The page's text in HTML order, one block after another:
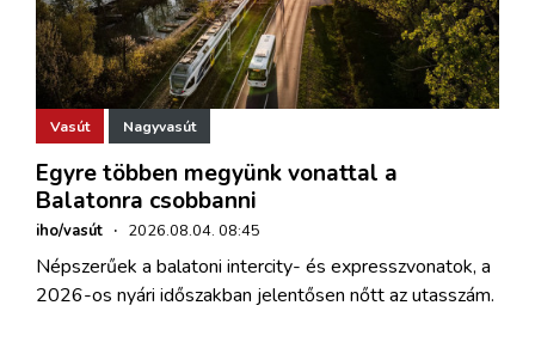
Vasút Nagyvasút
Egyre többen megyünk vonattal a
Balatonra csobbanni
iho/vasút · 2026.08.04. 08:45
Népszerűek a balatoni intercity- és expresszvonatok, a
2026-os nyári időszakban jelentősen nőtt az utasszám.